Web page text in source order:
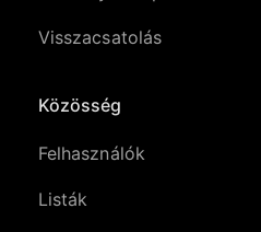
Visszacsatolás
Közösség
Felhasználók
Listák